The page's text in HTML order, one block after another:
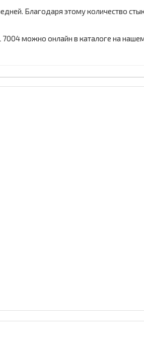
Благодаря этому количество
7004 можно онлайн в каталоге на